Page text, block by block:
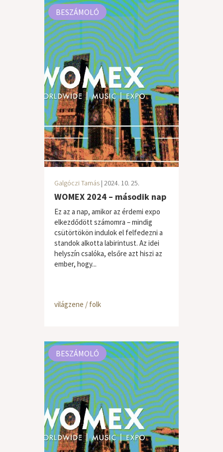
BESZÁMOLÓ
Galgóczi Tamás | 2024. 10. 25.
WOMEX 2024 – második nap
Ez az a nap, amikor az érdemi expo
elkezdődött számomra – mindig
csütörtökön indulok el felfedezni a
standok alkotta labirintust. Az idei
helyszín csalóka, elsőre azt hiszi az
ember, hogy...
világzene / folk
BESZÁMOLÓ